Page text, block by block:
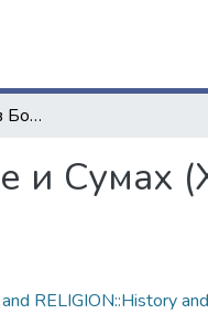
В настоящее время в Богодухове, Ахтырке и Сумах (Харьковской губернии) появилась чума рогатого скота
и Сумах
RELIGION::History and